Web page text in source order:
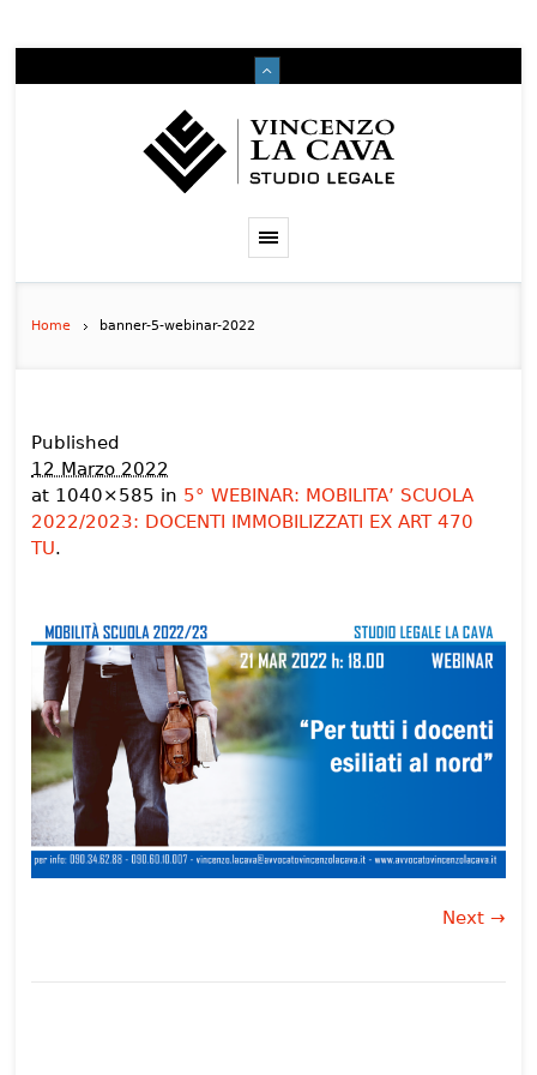
Home banner-5-webinar-2022
Published
12 Marzo 2022
at 1040×585 in 5° WEBINAR: MOBILITA’ SCUOLA
2022/2023: DOCENTI IMMOBILIZZATI EX ART 470
TU.
Next →